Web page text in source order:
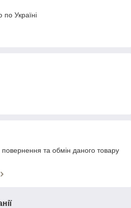
Україні
та обмін даного товару